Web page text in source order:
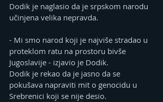
Dodik je naglasio da je srpskom narodu
učinjena velika nepravda.
- Mi smo narod koji je najviše stradao u
proteklom ratu na prostoru bivše
Јugoslavije - izjavio je Dodik.
Dodik je rekao da je jasno da se
pokušava napraviti mit o genocidu u
Srebrenici koji se nije desio.